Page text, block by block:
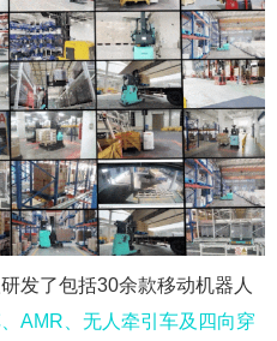
发了包括30余款移动机器人
AMR、无人牵引车及四向穿